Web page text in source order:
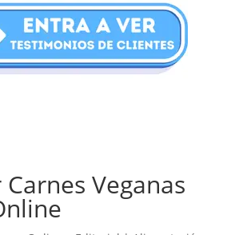
Veganas